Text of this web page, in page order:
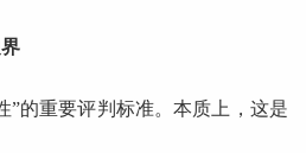
”的重要评判标准。本质上，这是